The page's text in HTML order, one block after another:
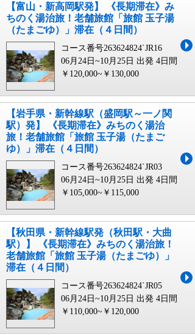
【富山・新高岡駅発】 《長期滞在》み
ちのく湯治旅！老舗旅館「旅館 玉子湯
（たまごゆ）」滞在（４日間）
コース番号263624824`JR16
06月24日~10月25日 出発 4日間
￥120,000~￥130,000
【岩手県・新幹線駅（盛岡駅～一ノ関
駅）発】 《長期滞在》みちのく湯治
旅！老舗旅館「旅館 玉子湯（たまご
ゆ）」滞在（４日間）
コース番号263624824`JR03
06月24日~10月25日 出発 4日間
￥105,000~￥115,000
【秋田県・新幹線駅発（秋田駅・大曲
駅）】 《長期滞在》みちのく湯治旅！
老舗旅館「旅館 玉子湯（たまごゆ）」
滞在（４日間）
コース番号263624824`JR05
06月24日~10月25日 出発 4日間
￥110,000~￥120,000